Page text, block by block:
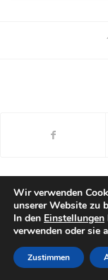
Datenschutzhinweise
Honorar – Kosten – Preise
Wir verwenden
unserer Website zu
In den Einstellungen
verwenden oder sie
Zustimmen